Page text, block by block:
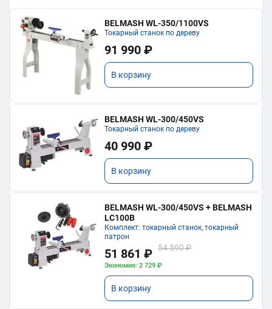
BELMASH WL-350/1100VS
Токарный станок по дереву
91 990 ₽
В корзину
BELMASH WL-300/450VS
Токарный станок по дереву
40 990 ₽
В корзину
BELMASH WL-300/450VS + BELMASH
LC100B
Комплект: токарный станок, токарный
патрон
51 861 ₽ 54 590 ₽
Экономия: 2 729 ₽
В корзину